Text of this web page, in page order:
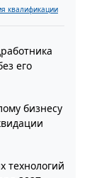
квалификации
его
бизнесу
технологий